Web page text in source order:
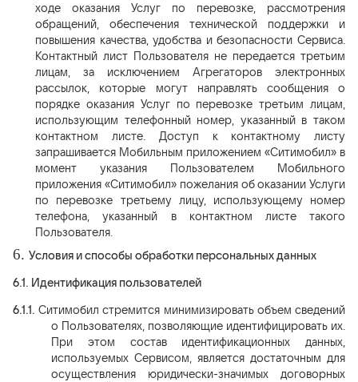
ходе оказания Услуг по перевозке, рассмотрения
обращений, обеспечения технической поддержки и
повышения качества, удобства и безопасности Сервиса.
Контактный лист Пользователя не передается третьим
лицам, за исключением Агрегаторов электронных
рассылок, которые могут направлять сообщения о
порядке оказания Услуг по перевозке третьим лицам,
использующим телефонный номер, указанный в таком
контактном листе. Доступ к контактному листу
запрашивается Мобильным приложением «Ситимобил» в
момент указания Пользователем Мобильного
приложения «Ситимобил» пожелания об оказании Услуги
по перевозке третьему лицу, использующему номер
телефона, указанный в контактном листе такого
Пользователя.
6. Условия и способы обработки персональных данных
6.1. Идентификация пользователей
6.1.1. Ситимобил стремится минимизировать объем сведений
о Пользователях, позволяющие идентифицировать их.
При этом состав идентификационных данных,
используемых Сервисом, является достаточным для
осуществления юридически-значимых договорных